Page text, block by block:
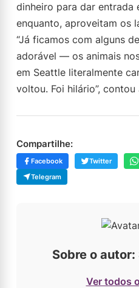
dinheiro para dar entrada
enquanto, aproveitam os
“Já ficamos com alguns
adorável — os animais
em Seattle literalmente
voltou. Foi hilário”, contou
Compartilhe:
Facebook Twitter
Telegram
Sobre o
Ver todos